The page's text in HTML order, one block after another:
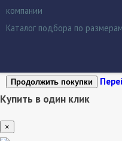
компании
Каталог подбора по
Продолжить покупки
Купить в один клик
×